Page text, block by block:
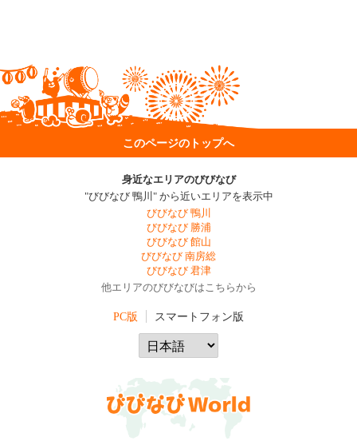
このページのトップへ
身近なエリアのびびなび
"びびなび 鴨川" から近いエリアを表示中
びびなび 鴨川
びびなび 勝浦
びびなび 館山
びびなび 南房総
びびなび 君津
他エリアのびびなびはこちらから
PC版 スマートフォン版